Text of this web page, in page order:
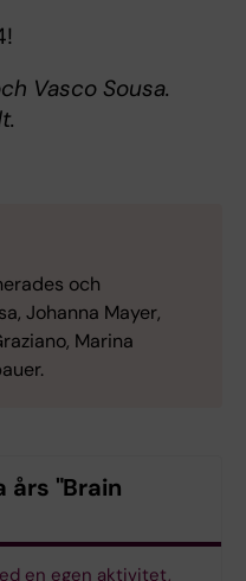
Vasco Sousa.
och
Johanna Mayer,
Marina
års "Brain
en egen aktivitet,